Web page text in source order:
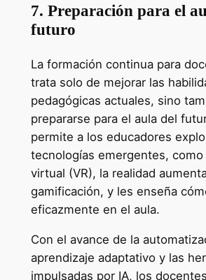
7. Preparación para el
futuro
La formación continua para
trata solo de mejorar las
pedagógicas actuales, sino
prepararse para el aula del
permite a los educadores
tecnologías emergentes, como
virtual (VR), la realidad
gamificación, y les enseña
eficazmente en el aula.
Con el avance de la
aprendizaje adaptativo y las
impulsadas por IA, los